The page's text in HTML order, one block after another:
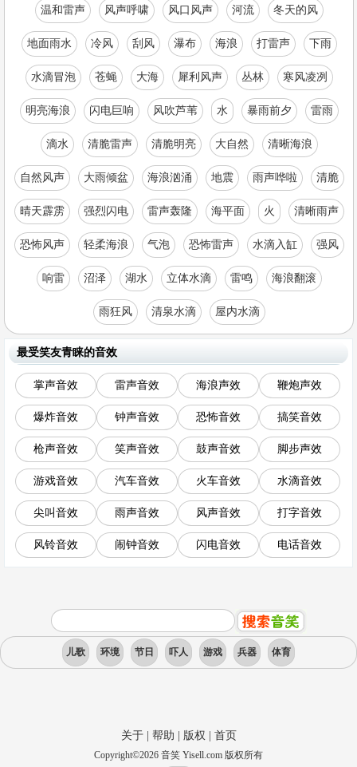
温和雷声 风声呼啸 风口风声 河流 冬天的风
地面雨水 冷风 刮风 瀑布 海浪 打雷声 下雨
水滴冒泡 苍蝇 大海 犀利风声 丛林 寒风凌冽
明亮海浪 闪电巨响 风吹芦苇 水 暴雨前夕 雷雨
滴水 清脆雷声 清脆明亮 大自然 清晰海浪
自然风声 大雨倾盆 海浪汹涌 地震 雨声哗啦 清脆
晴天霹雳 强烈闪电 雷声轰隆 海平面 火 清晰雨声
恐怖风声 轻柔海浪 气泡 恐怖雷声 水滴入缸 强风
响雷 沼泽 湖水 立体水滴 雷鸣 海浪翻滚
雨狂风 清泉水滴 屋内水滴
最受笑友青睐的音效
掌声音效 雷声音效 海浪声效 鞭炮声效
爆炸音效 钟声音效 恐怖音效 搞笑音效
枪声音效 笑声音效 鼓声音效 脚步声效
游戏音效 汽车音效 火车音效 水滴音效
尖叫音效 雨声音效 风声音效 打字音效
风铃音效 闹钟音效 闪电音效 电话音效
儿歌 环境 节日 吓人 游戏 兵器 体育
关于| 帮助 版权 首页
Copyright©2026 音笑 Yisell.com 版权所有